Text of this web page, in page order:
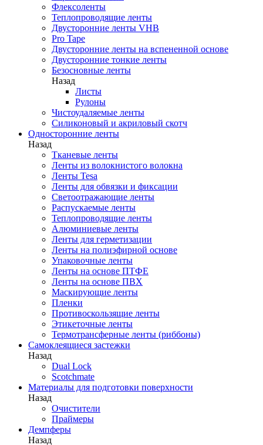
Флексоленты
Теплопроводящие ленты
Двусторонние ленты VHB
Pro Tape
Двусторонние ленты на вспененной основе
Двусторонние тонкие ленты
Безосновные ленты
Назад
Листы
Рулоны
Чистоудаляемые ленты
Силиконовый и акриловый скотч
Односторонние ленты
Назад
Тканевые ленты
Ленты из волокнистого волокна
Ленты Tesa
Ленты для обвязки и фиксации
Светоотражающие ленты
Распускаемые ленты
Теплопроводящие ленты
Алюминиевые ленты
Ленты для герметизации
Ленты на полиэфирной основе
Упаковочные ленты
Ленты на основе ПТФЕ
Ленты на основе ПВХ
Маскирующие ленты
Пленки
Противоскользящие ленты
Этикеточные ленты
Термотрансферные ленты (риббоны)
Cамоклеящиеся застежки
Назад
Dual Lock
Scotchmate
Материалы для подготовки поверхности
Назад
Очистители
Праймеры
Демпферы
Назад